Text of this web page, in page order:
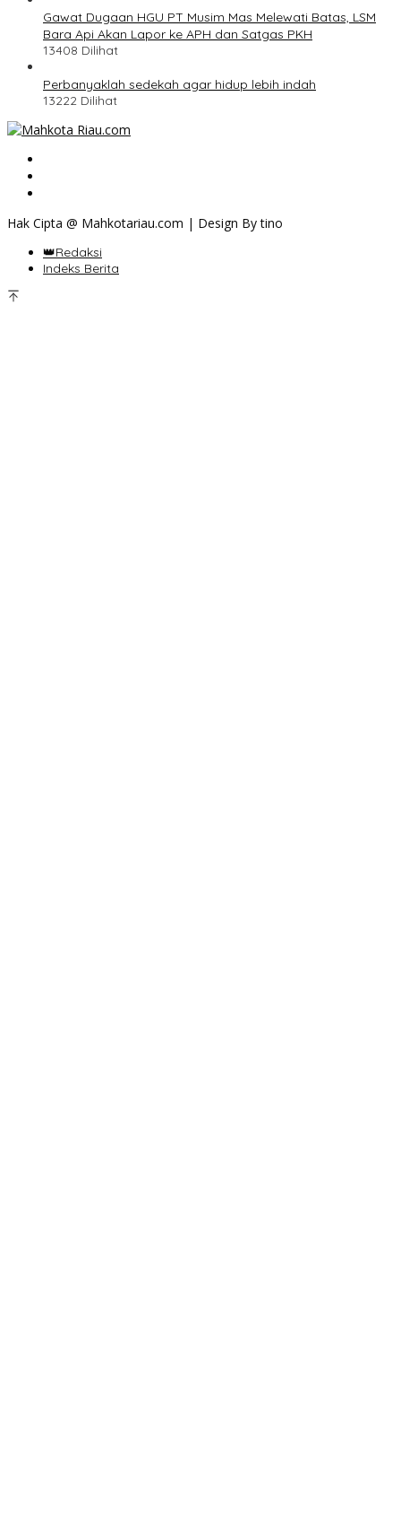
Gawat Dugaan HGU PT Musim Mas Melewati Batas, LSM
Bara Api Akan Lapor ke APH dan Satgas PKH
13408 Dilihat
Perbanyaklah sedekah agar hidup lebih indah
13222 Dilihat
Hak Cipta @ Mahkotariau.com | Design By tino
👑Redaksi
Indeks Berita